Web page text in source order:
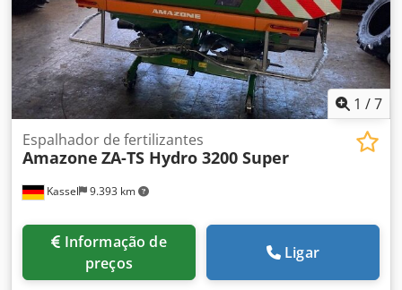
1 /7
Kassel 9.393 km
Espalhador de fertilizantes
Amazone ZA-TS Hydro 3200 Super
preços
Ligar